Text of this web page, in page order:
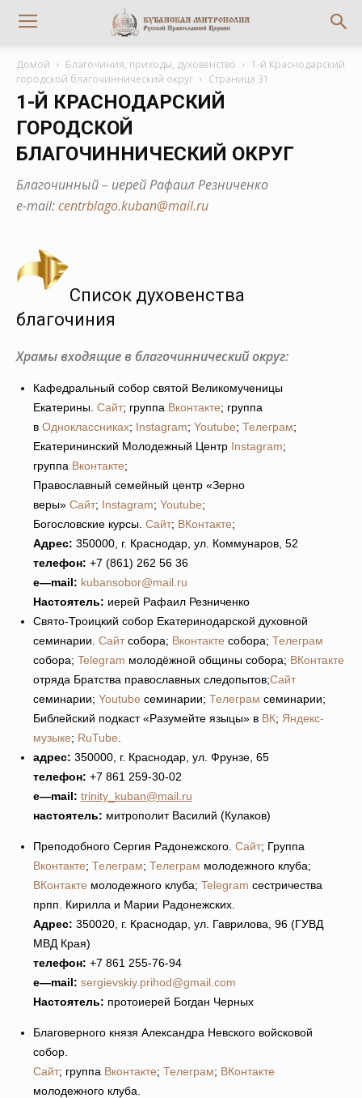
Домой Благочиния, приходы, духовенство
1-й Краснодарский
городской благочиннический округ
Страница 31
1-Й КРАСНОДАРСКИЙ
ГОРОДСКОЙ
БЛАГОЧИННИЧЕСКИЙ ОКРУГ
Благочинный – иерей Рафаил Резниченко
е-mail:centrblago.kuban@mail.ru
Список духовенства
благочиния
Храмы входящие в благочиннический округ:
Кафедральный собор святой Великомученицы
Екатерины. Сайт; группа Вконтакте; группа
в Одноклассниках; Instagram; Youtube; Телеграм;
Екатерининский Молодежный Центр Instagram;
группа Вконтакте;
Православный семейный центр «Зерно
веры» Сайт; Instagram; Youtube;
Богословские курсы. Сайт; ВКонтакте;
Адрес: 350000, г. Краснодар, ул. Коммунаров, 52
телефон: +7 (861) 262 56 36
e—mail: kubansobor@mail.ru
Настоятель: иерей Рафаил Резниченко
Свято-Троицкий собор Екатеринодарской духовной
семинарии. Сайтсобора; Вконтакте собора; Телеграм
собора; Telegram молодёжной общины собора; ВКонтакте
отряда Братства православных следопытов;Сайт
семинарии; Youtube семинарии; Телеграм семинарии;
Библейский подкаст «Разумейте языцы» в ВК; Яндекс-
музыке; RuTube
адрес: 350000, г. Краснодар, ул. Фрунзе, 65
телефон: +7 861 259-30-02
e—mail: trinity_kuban@mail.ru
настоятель: митрополит Василий (Кулаков)
Преподобного Сергия Радонежского. Сайт; Группа
Вконтакте; Телеграм; Телеграм молодежного клуба;
ВКонтакте молодежного клуба; Telegram сестричества
прпп. Кирилла и Марии Радонежских.
Адрес: 350020, г. Краснодар, ул. Гаврилова, 96 (ГУВД
МВД Края)
телефон: +7 861 255-76-94
e—mail: sergievskiy.prihod@gmail.com
Настоятель: протоиерей Богдан Черных
Благоверного князя Александра Невского войсковой
собор.
Сайт; группа Вконтакте; Телеграм; ВКонтакте
молодежного клуба.